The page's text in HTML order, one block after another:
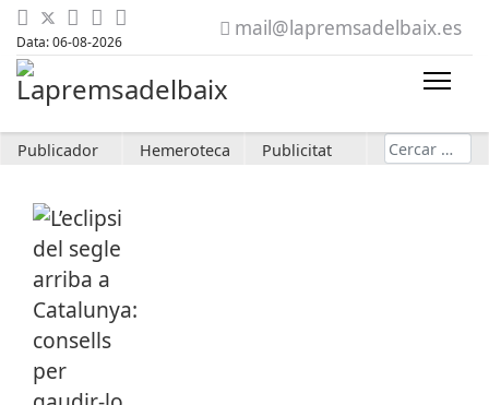
Data: 06-08-2026
mail@lapremsadelbaix.es
Publicador Hemeroteca Publicitat Cerca